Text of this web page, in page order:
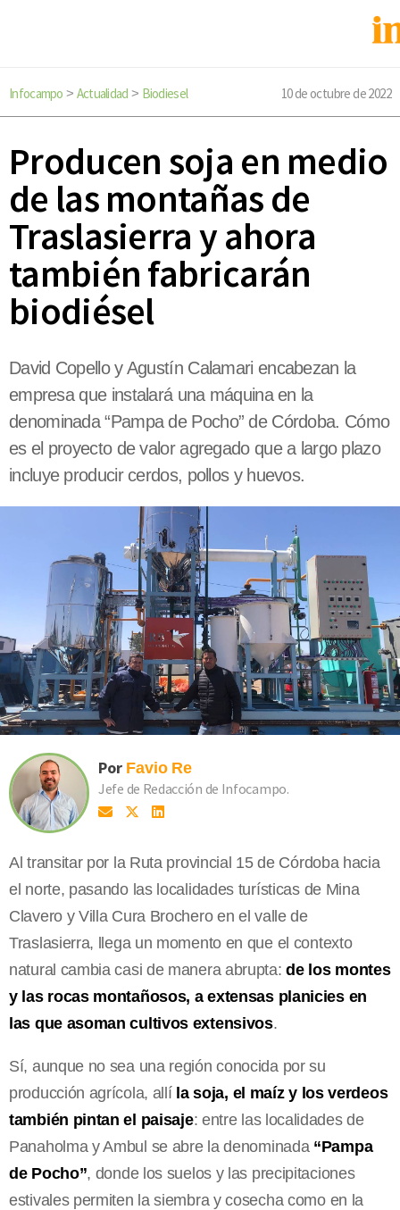
Infocampo > Actualidad > Biodiesel 10 de octubre de 2022
Producen soja en medio
de las montañas de
Traslasierra y ahora
también fabricarán
biodiésel
David Copello y Agustín Calamari encabezan la
empresa que instalará una máquina en la
denominada “Pampa de Pocho” de Córdoba. Cómo
es el proyecto de valor agregado que a largo plazo
incluye producir cerdos, pollos y huevos.
Por Favio Re
Jefe de Redacción de Infocampo.
Al transitar por la Ruta provincial 15 de Córdoba hacia
el norte, pasando las localidades turísticas de Mina
Clavero y Villa Cura Brochero en el valle de
Traslasierra, llega un momento en que el contexto
natural cambia casi de manera abrupta:de los montes
y las rocas montañosos, a extensas planicies en
las que asoman cultivos extensivos.
Sí, aunque no sea una región conocida por su
producción agrícola, allí la soja, el maíz y los verdeos
también pintan el paisaje: entre las localidades de
Panaholma y Ambul se abre la denominada “Pampa
de Pocho”, donde los suelos y las precipitaciones
estivales permiten la siembra y cosecha como en la